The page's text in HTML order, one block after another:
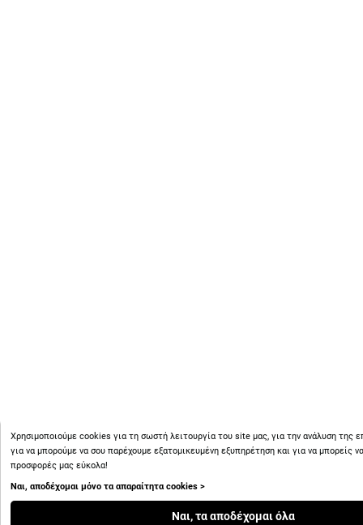
Χρησιμοποιούμε cookies για τη σωστή λειτουργία του site μας, για την ανάλυση της
για να μπορούμε να σου παρέχουμε εξατομικευμένη εξυπηρέτηση και για να μπορείς
προσφορές μας εύκολα!
Ναι, αποδέχομαι μόνο τα απαραίτητα cookies >
Ναι, τα αποδέχομαι όλα